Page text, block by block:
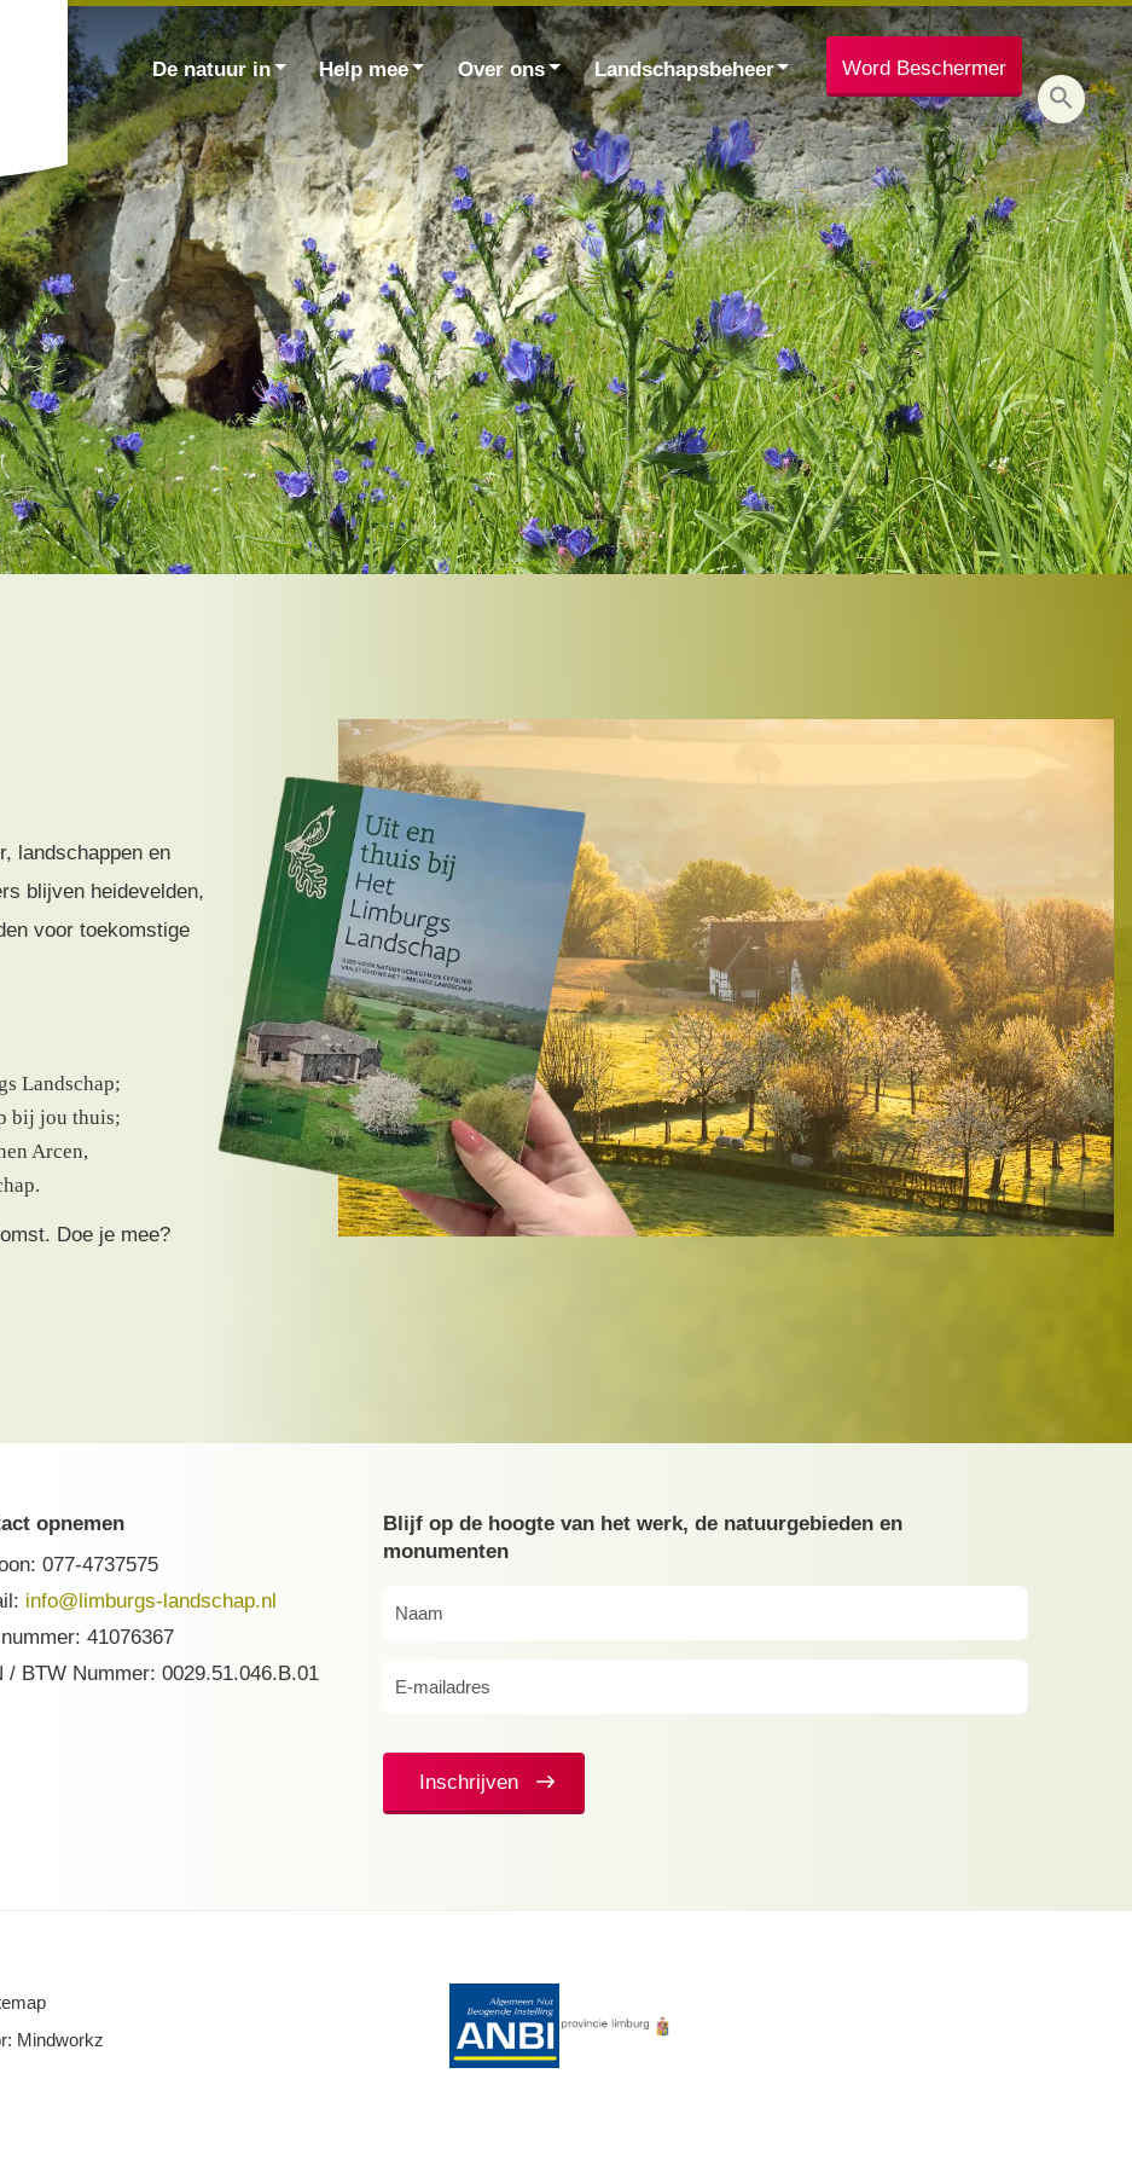
Zoek
naar:
De natuur in Help mee Over ons Landschapsbeheer Word Beschermer
landschappen en
blijven heidevelden,
voor toekomstige
Landschap;
bij jou thuis;
Arcen,
Doe je mee?
opnemen
077-4737575
info@limburgs-landschap.nl
41076367
/ BTW Nummer: 0029.51.046.B.01
Blijf op de hoogte van het werk, de natuurgebieden en
monumenten
Inschrijven
Mindworkz